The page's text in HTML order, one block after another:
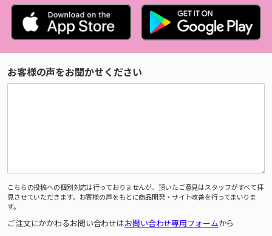
お客様の声をお聞かせください
こちらの投稿への個別対応は行っておりませんが、頂いたご意見はスタッフがすべて拝
見させていただきます。お客様の声をもとに商品開発・サイト改善を行ってまいりま
す。
ご注文にかかわるお問い合わせはお問い合わせ専用フォームから